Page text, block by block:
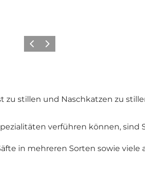
ZurückWeiter
stillen und Naschkatzen zu
verführen können, sind
in mehreren Sorten sowie viele